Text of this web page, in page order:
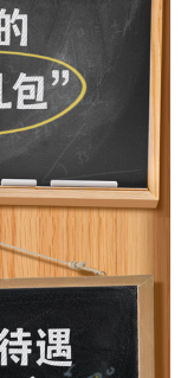
我要建议
图说互动
人文北京
视频北京